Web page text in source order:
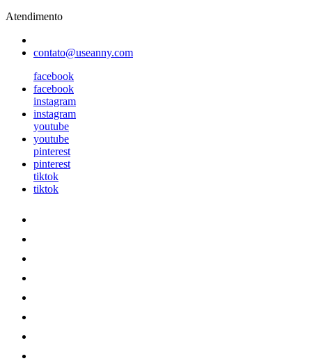
Atendimento
contato@useanny.com
facebook
facebook
instagram
instagram
youtube
youtube
pinterest
pinterest
tiktok
tiktok